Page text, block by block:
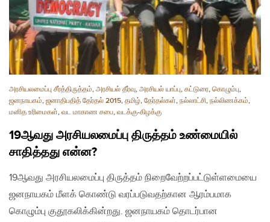
அரசியலமைப்பு சீர்த்திருத்தம், அரசியல் தீர்வு, அரசியல் யாப்பு, கட்டுரை, கொழும்பு,
ஜனநாயகம், ஜனாதிபதித் தேர்தல் 2015, தமிழ், தேர்தல்கள், நல்லாட்சி, நல்லிணக்கம்,
மனித உரிமைகள், வட மாகாண சபை, வடக்கு-கிழக்கு
19ஆவது அரசியலமைப்பு திருத்தம் உண்மையில்
சாதித்தது என்ன?
19ஆவது அரசியலமைப்பு திருத்தம் நிறைவேற்றப்பட்டுள்ளமையை
ஜனநாயகம் மீளக் கொண்டு வரப்படுவதற்கான ஆரம்பமாக
கொழும்பு குதூகலிக்கின்றது. ஜனநாயகம் தொடர்பான